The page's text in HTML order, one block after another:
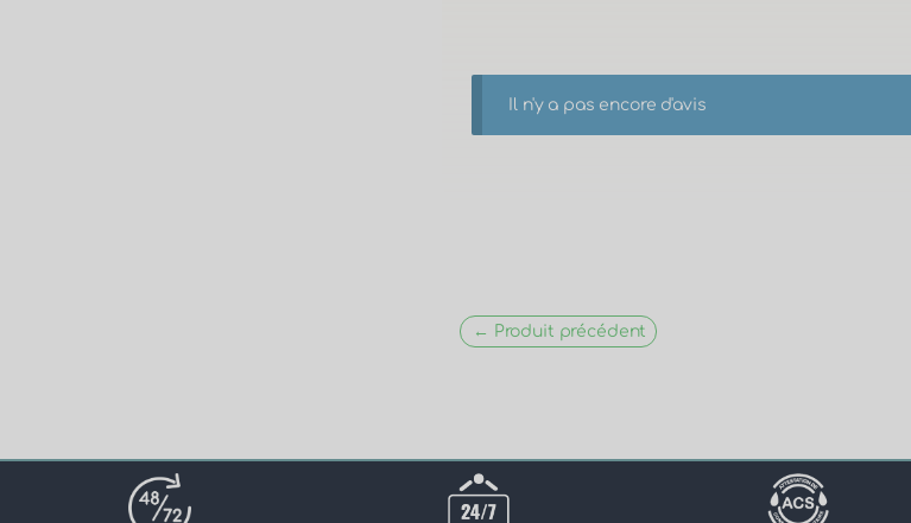
Il n'y a pas encore d'avis
← Produit précédent